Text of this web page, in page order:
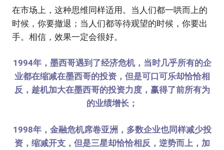
在市场上，这种思维同样适用。当人们都一哄而上的
时候，你要撤退；当人们都等待观望的时候，你要出
手。相信，效果一定会很好。
1994年，墨西哥遇到了经济危机，当时几乎所有的企
业都在缩减在墨西哥的投资，但是可口可乐却恰恰相
反，趁机加大在墨西哥的投资力度，赢得了前所有为
的业绩增长；
1998年，金融危机席卷亚洲，多数企业也同样减少投
资，缩减开支，但是三星却恰恰相反，逆势而上，加